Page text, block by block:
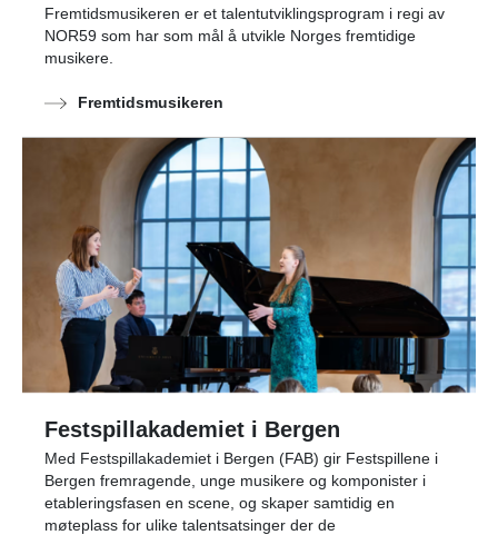
Fremtidsmusikeren er et talentutviklingsprogram i regi av
NOR59 som har som mål å utvikle Norges fremtidige
musikere.
Fremtidsmusikeren
Festspillakademiet i Bergen
Med Festspillakademiet i Bergen (FAB) gir Festspillene i
Bergen fremragende, unge musikere og komponister i
etableringsfasen en scene, og skaper samtidig en
møteplass for ulike talentsatsinger der de